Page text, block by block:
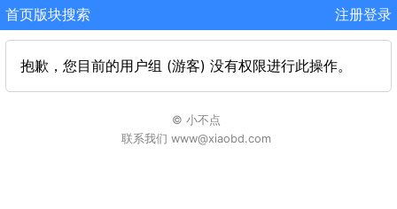
首页版块搜索 注册登录
抱歉，您目前的用户组 (游客) 没有权限进行此操作。
© 小不点
联系我们 www@xiaobd.com